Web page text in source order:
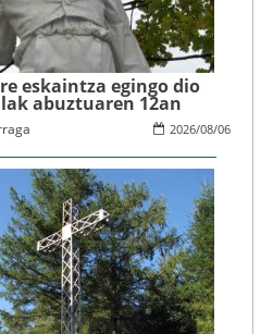
eskaintza egingo dio
abuztuaren 12an
2026/08/06